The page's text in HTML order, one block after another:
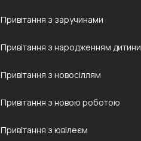
Привітання з заручинами
Привітання з народженням дитини
Привітання з новосіллям
Привітання з новою роботою
Привітання з ювілеєм